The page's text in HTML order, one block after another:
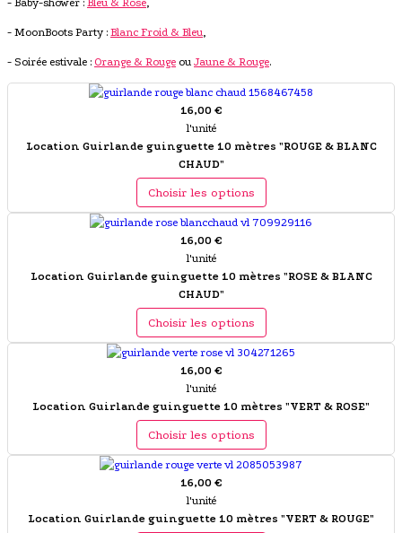
- Baby-shower : Bleu & Rose,
- MoonBoots Party : Blanc Froid & Bleu,
- Soirée estivale : Orange & Rouge ou Jaune & Rouge.
16,00 €
l'unité
Location Guirlande guinguette 10 mètres "ROUGE & BLANC
CHAUD"
Choisir les options
16,00 €
l'unité
Location Guirlande guinguette 10 mètres "ROSE & BLANC
CHAUD"
Choisir les options
16,00 €
l'unité
Location Guirlande guinguette 10 mètres "VERT & ROSE"
Choisir les options
16,00 €
l'unité
Location Guirlande guinguette 10 mètres "VERT & ROUGE"